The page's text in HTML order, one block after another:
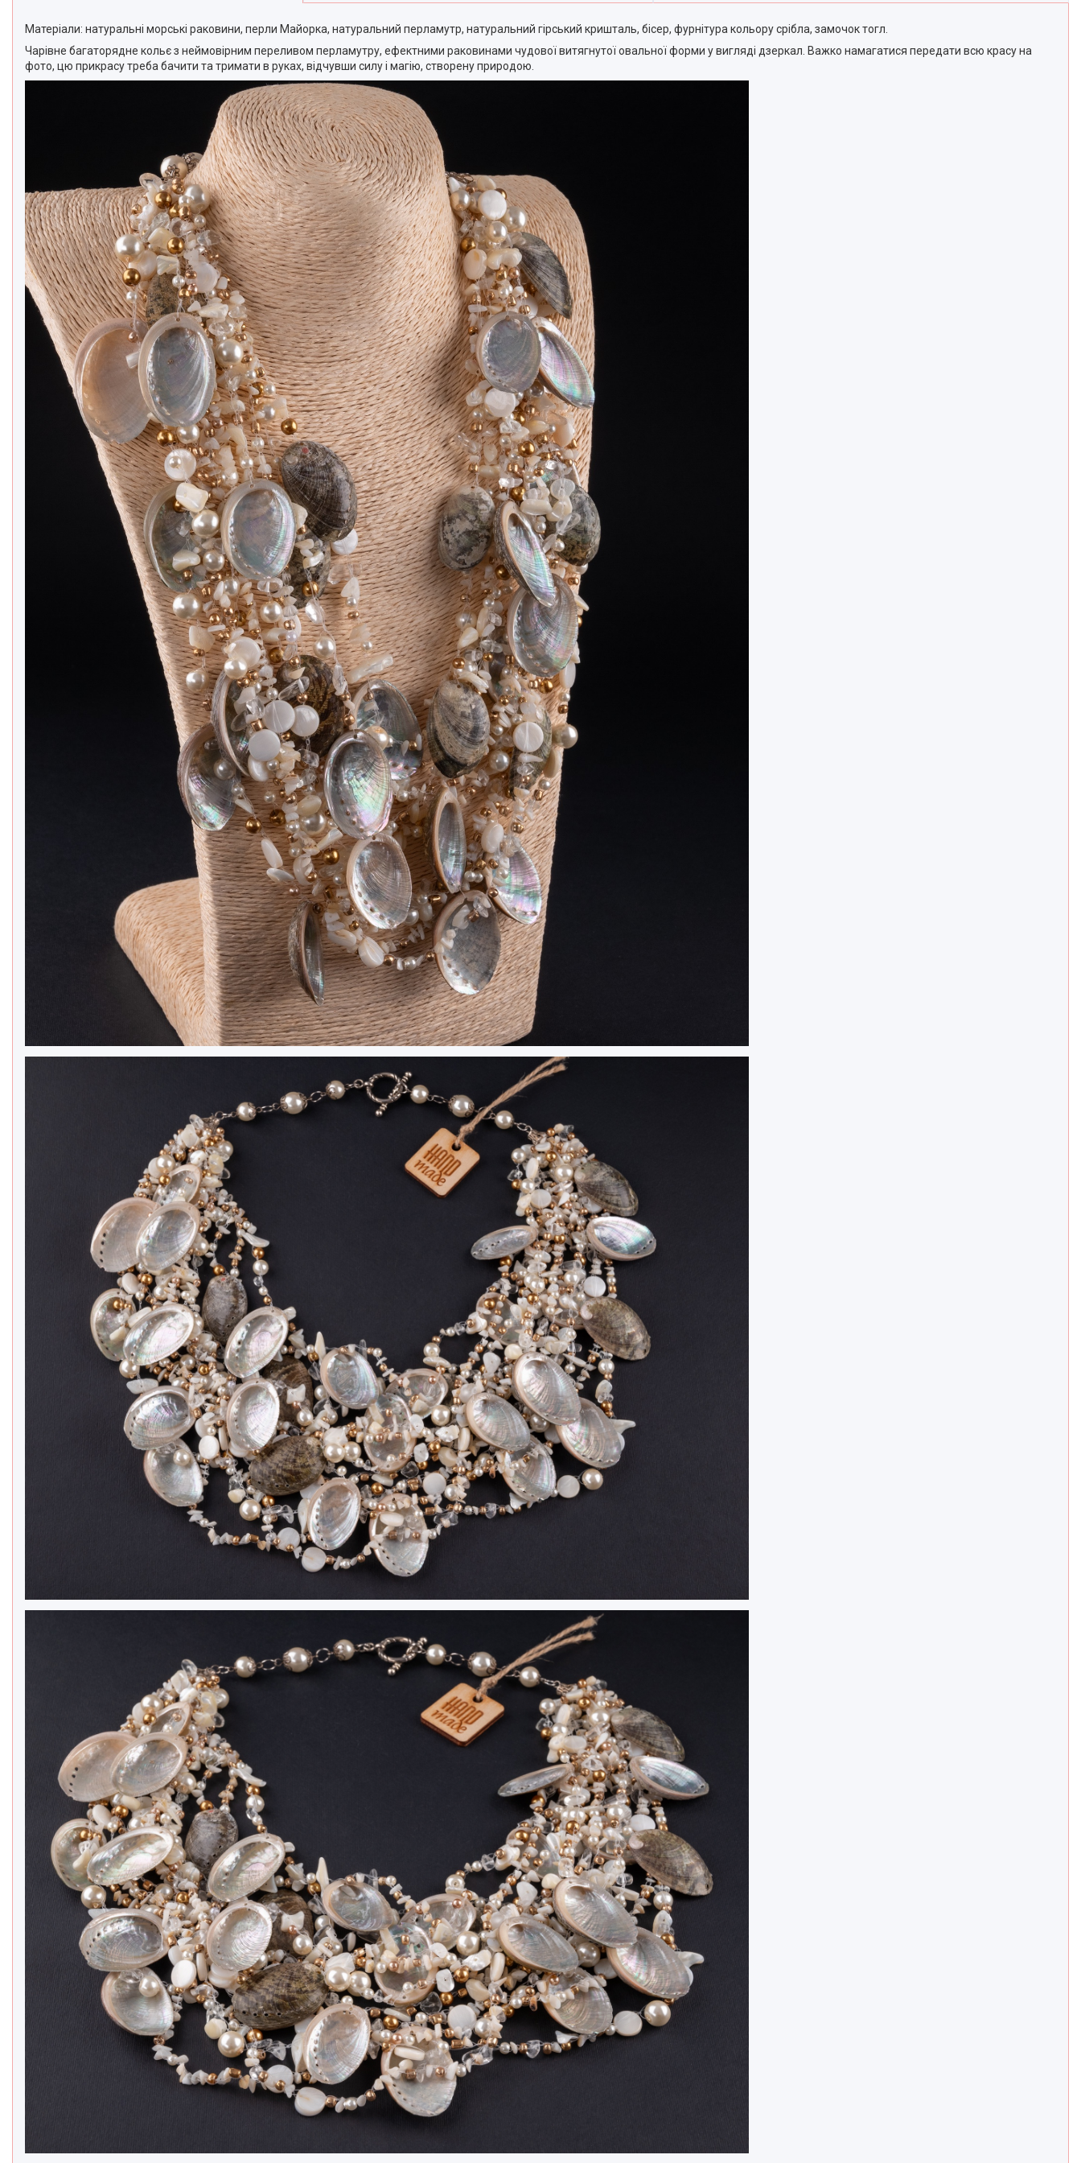
Матеріали: натуральні морські раковини, перли Майорка, натуральний перламутр, натуральний гірський кришталь, бісер, фурнітура кольору срібла, замочок тогл.
Чарівне багаторядне кольє з неймовірним переливом перламутру, ефектними раковинами чудової витягнутої овальної форми у вигляді дзеркал. Важко намагатися передати всю красу на
фото, цю прикрасу треба бачити та тримати в руках, відчувши силу і магію, створену природою.